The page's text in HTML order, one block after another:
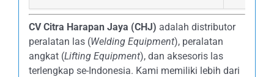
CV Citra Harapan Jaya (CHJ) adalah distributor
peralatan las (Welding Equipment), peralatan
angkat (Lifting Equipment), dan aksesoris las
terlengkap se-Indonesia. Kami memiliki lebih dari